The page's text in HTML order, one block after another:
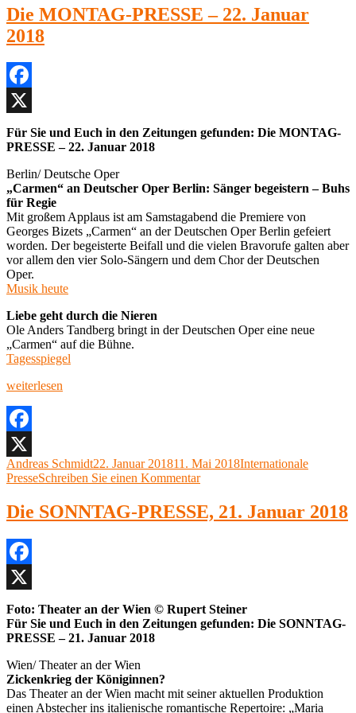
DIENSTAG-
PRESSE
Die MONTAG-PRESSE – 22. Januar
2018
Facebook
X
Für Sie und Euch in den Zeitungen gefunden: Die MONTAG-
PRESSE – 22. Januar 2018
Berlin/ Deutsche Oper
„Carmen“ an Deutscher Oper Berlin: Sänger begeistern – Buhs
für Regie
Mit großem Applaus ist am Samstagabend die Premiere von
Georges Bizets „Carmen“ an der Deutschen Oper Berlin gefeiert
worden. Der begeisterte Beifall und die vielen Bravorufe galten aber
vor allem den vier Solo-Sängern und dem Chor der Deutschen
Oper.
Musik heute
Liebe geht durch die Nieren
Ole Anders Tandberg bringt in der Deutschen Oper eine neue
„Carmen“ auf die Bühne.
Tagesspiegel
„Die
PRESSE
–
22.
Januar
2018“
weiterlesen
Facebook
X
Autor
Andreas SchmidtVeröffentlicht
am
22. Januar 201811. Mai 2018Kategorien
Internationale
PresseSchreiben Sie einen Kommentarzu
MONTAG-
PRESSE
Die SONNTAG-PRESSE, 21. Januar 2018
Facebook
X
Foto: Theater an der Wien © Rupert Steiner
Für Sie und Euch in den Zeitungen gefunden: Die SONNTAG-
PRESSE – 21. Januar 2018
Wien/ Theater an der Wien
Zickenkrieg der Königinnen?
Das Theater an der Wien macht mit seiner aktuellen Produktion
einen Abstecher ins italienische romantische Repertoire: „Maria